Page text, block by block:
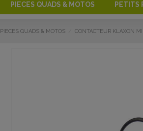
PIECES QUADS & MOTOS PETITS
PIECES QUADS & MOTOS CONTACTEUR KLAXON